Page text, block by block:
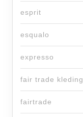
esprit
esqualo
expresso
fair trade kleding
fairtrade